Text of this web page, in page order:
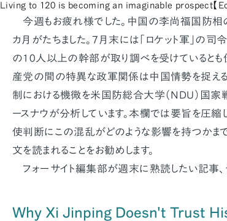
Living to 120 is becoming an imaginable prospect【
今週もお疲れ様でした。中国の李尚福国防相
カ月がたちました。7月末には「ロケット軍」の
の10人以上の幹部が取り調べを受けているとも
産党の間の特異な政軍関係は中国情勢を捉え
制における機微を米国防総合大学（NDU）国家
ースナウが分析しています。本欄では要旨を圧縮
使判断にこの混乱がどのような影響を持つかま
文を読まれることをお勧めします。
フォーサイト編集部が週末に熟読したい記事、
Why Xi Jinping Doesn't Trust